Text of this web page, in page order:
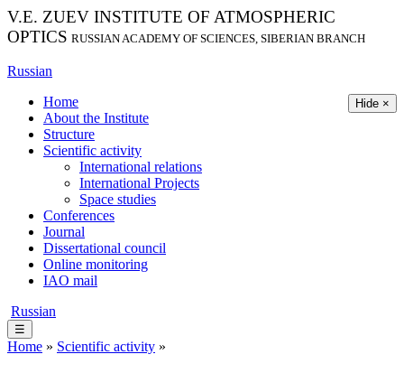
V.E. ZUEV INSTITUTE OF ATMOSPHERIC
OPTICS RUSSIAN ACADEMY OF SCIENCES, SIBERIAN BRANCH
Russian
Hide ×
Home
About the Institute
Structure
Scientific activity
International relations
International Projects
Space studies
Conferences
Journal
Dissertational council
Online monitoring
IAO mail
Russian
☰
Home » Scientific activity »